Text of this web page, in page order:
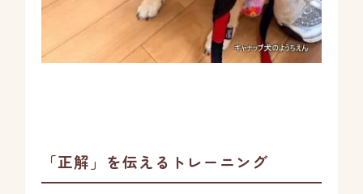
「正解」を伝えるトレーニング